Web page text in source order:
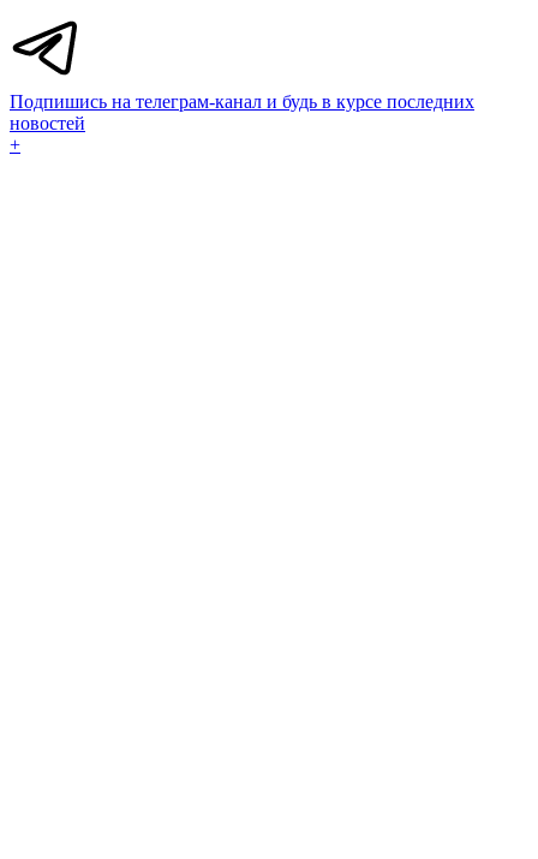
Подпишись на телеграм-канал и будь в курсе последних
новостей
+